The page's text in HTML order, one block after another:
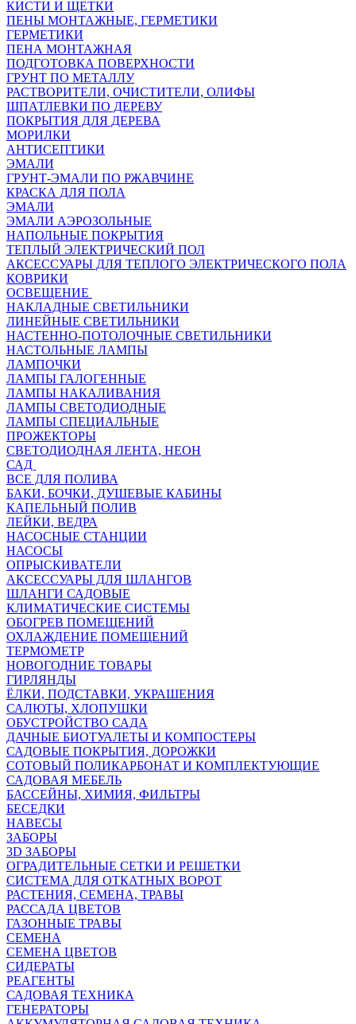
КИСТИ И ЩЕТКИ
ПЕНЫ МОНТАЖНЫЕ, ГЕРМЕТИКИ
ГЕРМЕТИКИ
ПЕНА МОНТАЖНАЯ
ПОДГОТОВКА ПОВЕРХНОСТИ
ГРУНТ ПО МЕТАЛЛУ
РАСТВОРИТЕЛИ, ОЧИСТИТЕЛИ, ОЛИФЫ
ШПАТЛЕВКИ ПО ДЕРЕВУ
ПОКРЫТИЯ ДЛЯ ДЕРЕВА
МОРИЛКИ
АНТИСЕПТИКИ
ЭМАЛИ
ГРУНТ-ЭМАЛИ ПО РЖАВЧИНЕ
КРАСКА ДЛЯ ПОЛА
ЭМАЛИ
ЭМАЛИ АЭРОЗОЛЬНЫЕ
НАПОЛЬНЫЕ ПОКРЫТИЯ
ТЕПЛЫЙ ЭЛЕКТРИЧЕСКИЙ ПОЛ
АКСЕССУАРЫ ДЛЯ ТЕПЛОГО ЭЛЕКТРИЧЕСКОГО ПОЛА
КОВРИКИ
ОСВЕЩЕНИЕ
НАКЛАДНЫЕ СВЕТИЛЬНИКИ
ЛИНЕЙНЫЕ СВЕТИЛЬНИКИ
НАСТЕННО-ПОТОЛОЧНЫЕ СВЕТИЛЬНИКИ
НАСТОЛЬНЫЕ ЛАМПЫ
ЛАМПОЧКИ
ЛАМПЫ ГАЛОГЕННЫЕ
ЛАМПЫ НАКАЛИВАНИЯ
ЛАМПЫ СВЕТОДИОДНЫЕ
ЛАМПЫ СПЕЦИАЛЬНЫЕ
ПРОЖЕКТОРЫ
СВЕТОДИОДНАЯ ЛЕНТА, НЕОН
САД
ВСЕ ДЛЯ ПОЛИВА
БАКИ, БОЧКИ, ДУШЕВЫЕ КАБИНЫ
КАПЕЛЬНЫЙ ПОЛИВ
ЛЕЙКИ, ВЕДРА
НАСОСНЫЕ СТАНЦИИ
НАСОСЫ
ОПРЫСКИВАТЕЛИ
АКСЕССУАРЫ ДЛЯ ШЛАНГОВ
ШЛАНГИ САДОВЫЕ
КЛИМАТИЧЕСКИЕ СИСТЕМЫ
ОБОГРЕВ ПОМЕЩЕНИЙ
ОХЛАЖДЕНИЕ ПОМЕЩЕНИЙ
ТЕРМОМЕТР
НОВОГОДНИЕ ТОВАРЫ
ГИРЛЯНДЫ
ЁЛКИ, ПОДСТАВКИ, УКРАШЕНИЯ
САЛЮТЫ, ХЛОПУШКИ
ОБУСТРОЙСТВО САДА
ДАЧНЫЕ БИОТУАЛЕТЫ И КОМПОСТЕРЫ
САДОВЫЕ ПОКРЫТИЯ, ДОРОЖКИ
СОТОВЫЙ ПОЛИКАРБОНАТ И КОМПЛЕКТУЮЩИЕ
САДОВАЯ МЕБЕЛЬ
БАССЕЙНЫ, ХИМИЯ, ФИЛЬТРЫ
БЕСЕДКИ
НАВЕСЫ
ЗАБОРЫ
3D ЗАБОРЫ
ОГРАДИТЕЛЬНЫЕ СЕТКИ И РЕШЕТКИ
СИСТЕМА ДЛЯ ОТКАТНЫХ ВОРОТ
РАСТЕНИЯ, СЕМЕНА, ТРАВЫ
РАССАДА ЦВЕТОВ
ГАЗОННЫЕ ТРАВЫ
СЕМЕНА
СЕМЕНА ЦВЕТОВ
СИДЕРАТЫ
РЕАГЕНТЫ
САДОВАЯ ТЕХНИКА
ГЕНЕРАТОРЫ